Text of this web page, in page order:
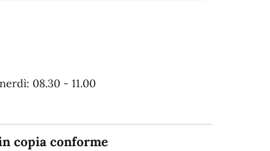
08.30 - 11.00
copia conforme